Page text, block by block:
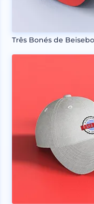
Três Bonés de